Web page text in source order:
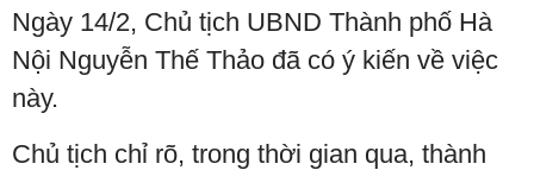
Ngày 14/2, Chủ tịch UBND Thành phố Hà
Nội Nguyễn Thế Thảo đã có ý kiến về việc
này.
Chủ tịch chỉ rõ, trong thời gian qua, thành